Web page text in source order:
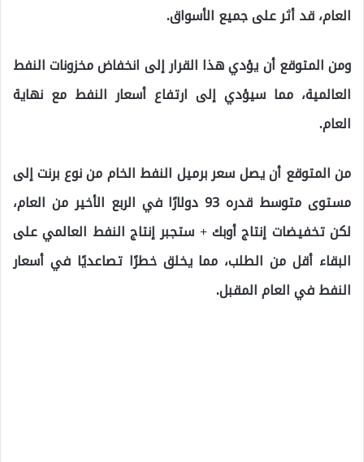
العام، قد أثر على جميع الأسواق.
ومن المتوقع أن يؤدي هذا القرار إلى انخفاض مخزونات النفط
العالمية، مما سيؤدي إلى ارتفاع أسعار النفط مع نهاية
العام.
من المتوقع أن يصل سعر برميل النفط الخام من نوع برنت إلى
مستوى متوسط ​​قدره 93 دولارًا في الربع الأخير من العام،
لكن تخفيضات إنتاج أوبك + ستجبر إنتاج النفط العالمي على
البقاء أقل من الطلب، مما يخلق خطرًا تصاعديًا في أسعار
النفط في العام المقبل.